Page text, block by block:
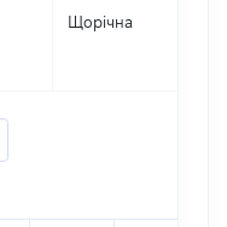
Щорічна